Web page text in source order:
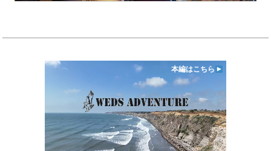
本編はこちら